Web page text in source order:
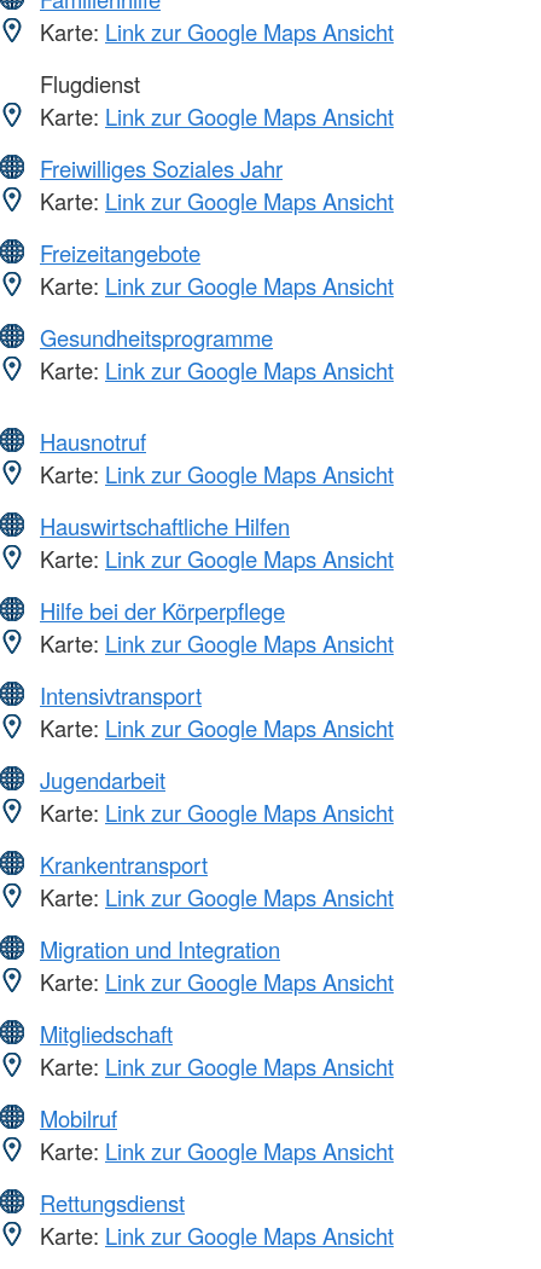
Karte: Link zur Google Maps Ansicht
Flugdienst
Karte: Link zur Google Maps Ansicht
Freiwilliges Soziales Jahr
Karte: Link zur Google Maps Ansicht
Freizeitangebote
Karte: Link zur Google Maps Ansicht
Gesundheitsprogramme
Karte: Link zur Google Maps Ansicht
Hausnotruf
Karte: Link zur Google Maps Ansicht
Hauswirtschaftliche Hilfen
Karte: Link zur Google Maps Ansicht
Hilfe bei der Körperpflege
Karte: Link zur Google Maps Ansicht
Intensivtransport
Karte: Link zur Google Maps Ansicht
Jugendarbeit
Karte: Link zur Google Maps Ansicht
Krankentransport
Karte: Link zur Google Maps Ansicht
Migration und Integration
Karte: Link zur Google Maps Ansicht
Mitgliedschaft
Karte: Link zur Google Maps Ansicht
Mobilruf
Karte: Link zur Google Maps Ansicht
Rettungsdienst
Karte: Link zur Google Maps Ansicht